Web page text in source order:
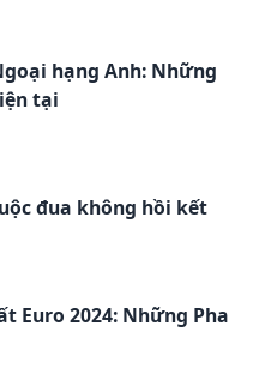
hạng Anh: Những
tại
đua không hồi kết
Euro 2024: Những Pha